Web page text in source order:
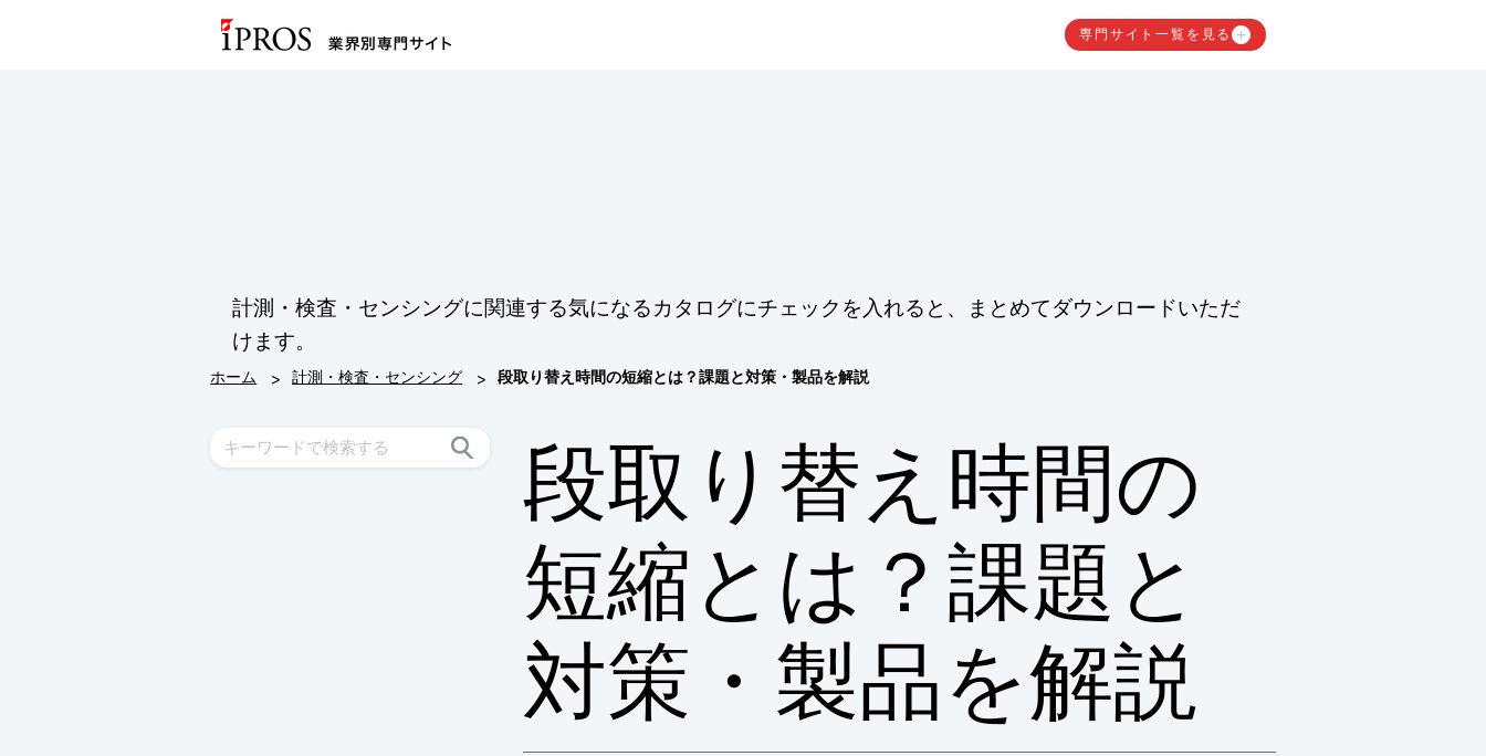
専門サイト一覧を見る
計測・検査・センシングに関連する気になるカタログにチェックを入れると、まとめてダウンロードいただ
けます。
ホーム > 計測・検査・センシング > 段取り替え時間の短縮とは？課題と対策・製品を解説
段取り替え時間の
短縮とは？課題と
対策・製品を解説